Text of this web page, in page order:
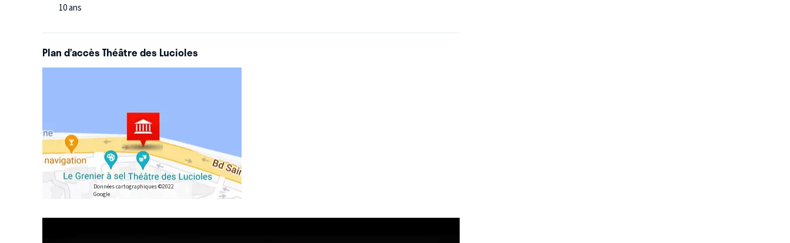
10 ans
Plan d’accès Théâtre des Lucioles
Données cartographiques ©2022
Google